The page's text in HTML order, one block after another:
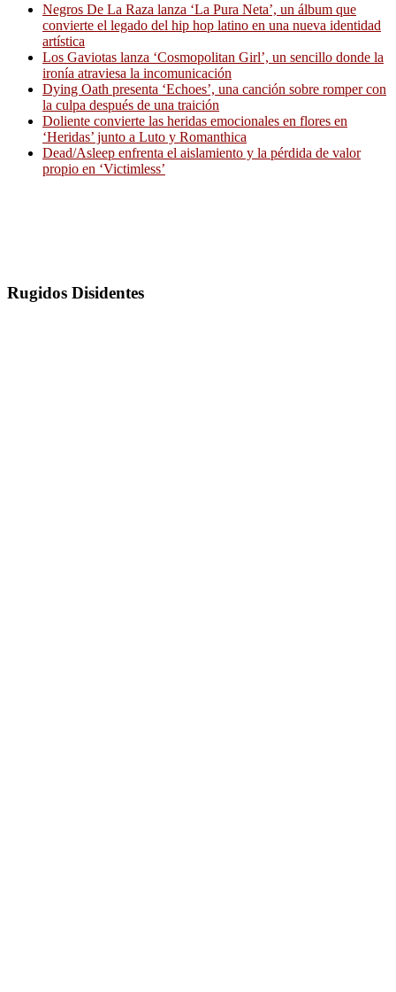
Negros De La Raza lanza ‘La Pura Neta’, un álbum que
convierte el legado del hip hop latino en una nueva identidad
artística
Los Gaviotas lanza ‘Cosmopolitan Girl’, un sencillo donde la
ironía atraviesa la incomunicación
Dying Oath presenta ‘Echoes’, una canción sobre romper con
la culpa después de una traición
Doliente convierte las heridas emocionales en flores en
‘Heridas’ junto a Luto y Romanthica
Dead/Asleep enfrenta el aislamiento y la pérdida de valor
propio en ‘Victimless’
Rugidos Disidentes